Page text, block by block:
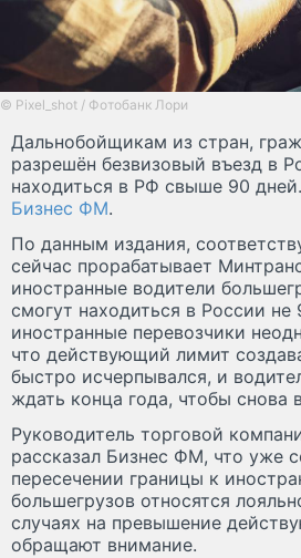
© Pixel_shot / Фотобанк Лори
Дальнобойщикам из стран,
разрешён безвизовый въезд в
находиться в РФ свыше 90
Бизнес ФМ.
По данным издания,
сейчас прорабатывает
иностранные водители
смогут находиться в России не
иностранные перевозчики
что действующий лимит
быстро исчерпывался, и
ждать конца года, чтобы снова
Руководитель торговой
рассказал Бизнес ФМ, что уже
пересечении границы к
большегрузов относятся
случаях на превышение
обращают внимание.